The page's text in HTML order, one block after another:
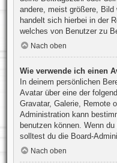
andere, meist größere, Bild
handelt sich hierbei in der
welches von Benutzer zu
Nach oben
Wie verwende ich einen
In deinem persönlichen
Avatar über eine der
Gravatar, Galerie, Remote
Administration kann
benutzen können. Wenn
solltest du die Board-
Nach oben